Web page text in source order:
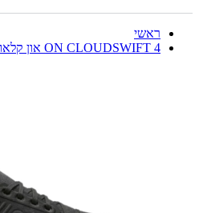
ראשי
ON CLOUDSWIFT 4 און קלאוד גברים שחור